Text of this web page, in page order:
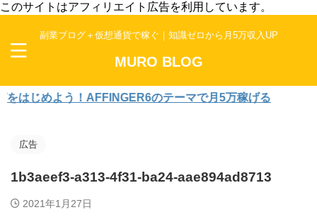
このサイトはアフィリエイト広告を利用しています。
副業ブログ＋仮想通貨で稼ぐ｜知識ゼロから月5万収入UP
MURO BLOG
じめよう！AFFINGER6のテーマで月5万稼げる
広告
1b3aeef3-a313-4f31-ba24-aae894ad8713
2021年1月27日